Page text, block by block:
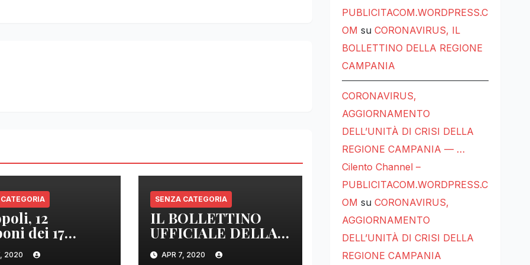
12
dei 17
sono
2020
SENZA CATEGORIA
IL BOLLETTINO
UFFICIALE DELLA
REGIONE
APR 7, 2020
PUBLICITACOM.WORDPRESS.C
OM su CORONAVIRUS, IL
BOLLETTINO DELLA REGIONE
CAMPANIA
CORONAVIRUS,
AGGIORNAMENTO
DELL’UNITÀ DI CRISI DELLA
REGIONE CAMPANIA — …
Cilento Channel –
PUBLICITACOM.WORDPRESS.C
OM su CORONAVIRUS,
AGGIORNAMENTO
DELL’UNITÀ DI CRISI DELLA
REGIONE CAMPANIA